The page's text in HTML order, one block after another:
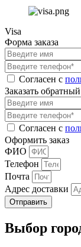
Visa
Форма заказа
Согласен с
Заказать
Согласен с
Оформить заказ
ФИО
Телефон
Почта
Адрес доставки
Отправить
Выбор